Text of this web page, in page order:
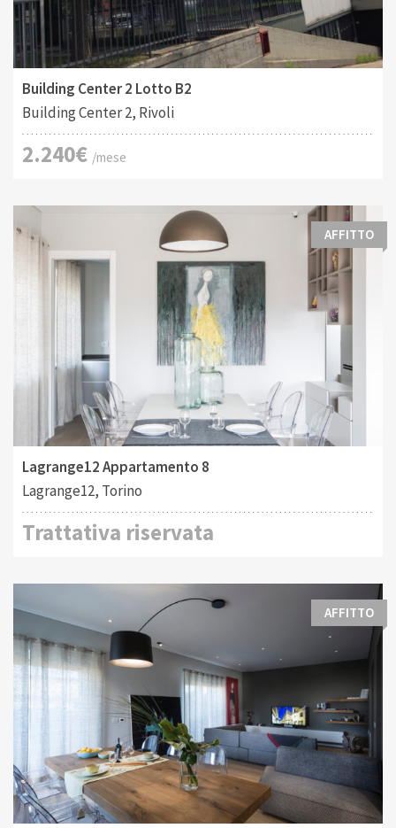
Tipo di contratto:
Vendita/Affitto
Costruito:
Building Center 2 Lotto B2
Building Center 2, Rivoli
2.240€ /mese
Tipo di contratto:
Affitto
Costruito:
426 M
AFFITTO
Lagrange12 Appartamento 8
Lagrange12, Torino
Trattativa riservata
Tipo di contratto:
Affitto
Costruito:
530 M2
AFFITTO